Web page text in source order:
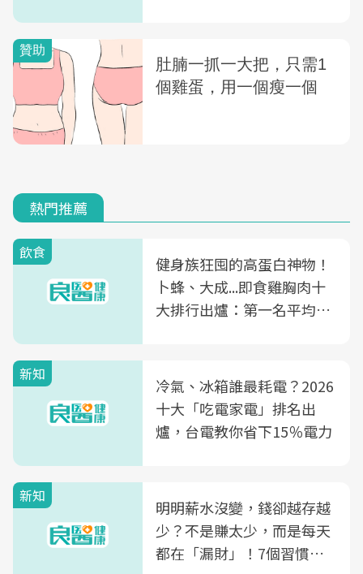
熱門推薦
飲食
健身族狂囤的高蛋白神物！
卜蜂、大成...即食雞胸肉十
大排行出爐：第一名平均一
新知
冷氣、冰箱誰最耗電？2026
十大「吃電家電」排名出
爐，台電教你省下15％電力
新知
明明薪水沒變，錢卻越存越
少？不是賺太少，而是每天
都在「漏財」！7個習慣一